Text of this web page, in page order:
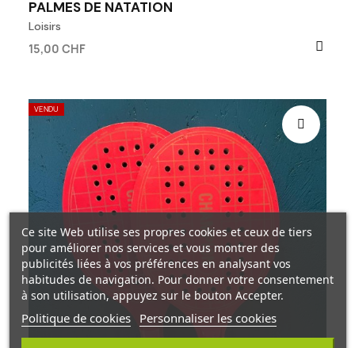
PALMES DE NATATION
Loisirs
15,00 CHF
VENDU
Ce site Web utilise ses propres cookies et ceux de tiers
pour améliorer nos services et vous montrer des
publicités liées à vos préférences en analysant vos
habitudes de navigation. Pour donner votre consentement
à son utilisation, appuyez sur le bouton Accepter.
Politique de cookies Personnaliser les cookies